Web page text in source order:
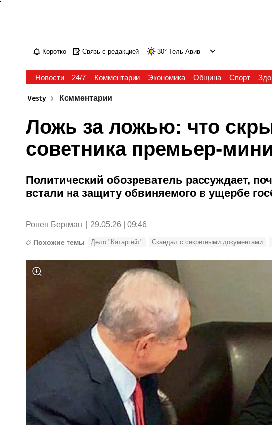
'
Коротко Связь с редакцией 30° Тель-Авив
Новости 24/7 Комментарии Экономика Община Спорт
Vesty Комментарии
Ложь за ложью: что
советника премьер-
Политический обозреватель рассуждает,
встали на защиту обвиняемого в ущербе
Ронен Бергман 29.05.26 | 09:46
Похожие темы Дело "Катаргейт" Скандал с секретными документами